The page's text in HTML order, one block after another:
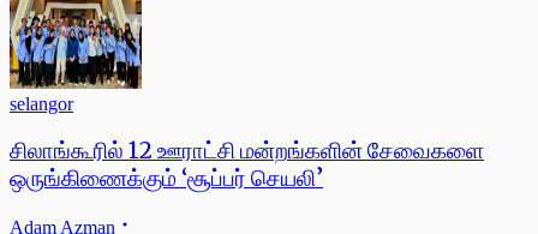
selangor
சிலாங்கூரில் 12 ஊராட்சி மன்றங்களின் சேவைகளை
ஒருங்கிணைக்கும் ‘சூப்பர் செயலி’
Adam Azman